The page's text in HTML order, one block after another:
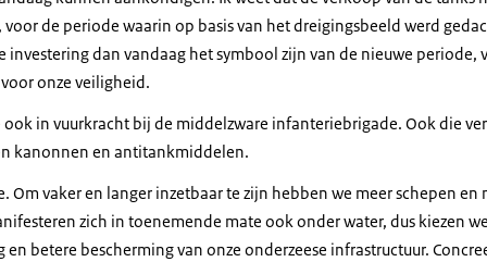
de periode waarin op basis van het dreigingsbeeld werd
investering dan vandaag het symbool zijn van de nieuwe periode,
onze veiligheid.
ook in vuurkracht bij de middelzware infanteriebrigade. Ook die
kanonnen en antitankmiddelen.
Om vaker en langer inzetbaar te zijn hebben we meer schepen
zich in toenemende mate ook onder water, dus kiezen
betere bescherming van onze onderzeese infrastructuur.